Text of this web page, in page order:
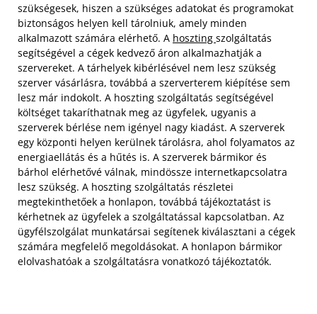
szükségesek, hiszen a szükséges adatokat és programokat
biztonságos helyen kell tárolniuk, amely minden
alkalmazott számára elérhető. A hoszting szolgáltatás
segítségével a cégek kedvező áron alkalmazhatják a
szervereket. A tárhelyek kibérlésével nem lesz szükség
szerver vásárlásra, továbbá a szerverterem kiépítése sem
lesz már indokolt. A hoszting szolgáltatás segítségével
költséget takaríthatnak meg az ügyfelek, ugyanis a
szerverek bérlése nem igényel nagy kiadást. A szerverek
egy központi helyen kerülnek tárolásra, ahol folyamatos az
energiaellátás és a hűtés is. A szerverek bármikor és
bárhol elérhetővé válnak, mindössze internetkapcsolatra
lesz szükség. A hoszting szolgáltatás részletei
megtekinthetőek a honlapon, továbbá tájékoztatást is
kérhetnek az ügyfelek a szolgáltatással kapcsolatban. Az
ügyfélszolgálat munkatársai segítenek kiválasztani a cégek
számára megfelelő megoldásokat. A honlapon bármikor
elolvashatóak a szolgáltatásra vonatkozó tájékoztatók.